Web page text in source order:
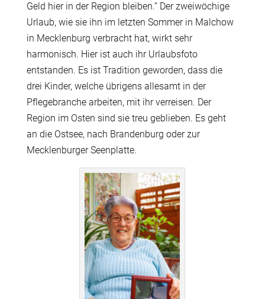
Geld hier in der Region bleiben.“ Der zweiwöchige
Urlaub, wie sie ihn im letzten Sommer in Malchow
in Mecklenburg verbracht hat, wirkt sehr
harmonisch. Hier ist auch ihr Urlaubsfoto
entstanden. Es ist Tradition geworden, dass die
drei Kinder, welche übrigens allesamt in der
Pflegebranche arbeiten, mit ihr verreisen. Der
Region im Osten sind sie treu geblieben. Es geht
an die Ostsee, nach Brandenburg oder zur
Mecklenburger Seenplatte.